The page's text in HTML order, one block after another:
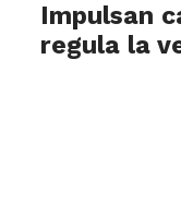
Impulsan
regula la